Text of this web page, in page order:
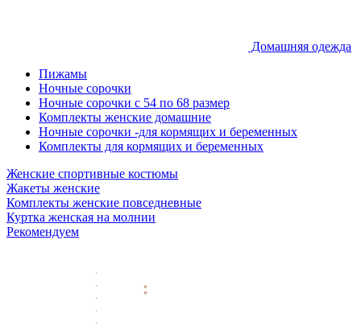
Домашняя одежда
Пижамы
Ночные сорочки
Ночные сорочки с 54 по 68 размер
Комплекты женские домашние
Ночные сорочки -для кормящих и беременных
Комплекты для кормящих и беременных
Женские спортивные костюмы
Жакеты женские
Комплекты женские повседневные
Куртка женская на молнии
Рекомендуем